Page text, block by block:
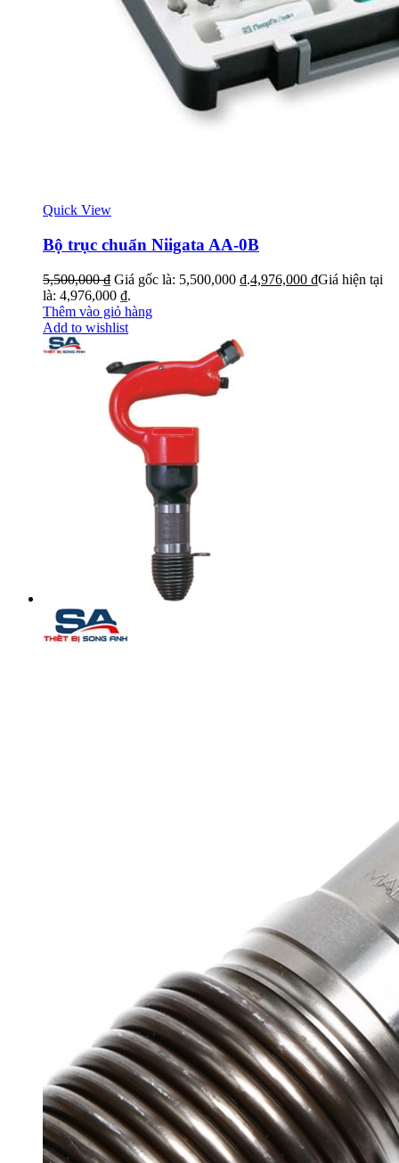
Quick View
Bộ trục chuẩn Niigata AA-0B
5,500,000₫ Giá gốc là: 5,500,000 ₫.4,976,000 ₫Giá hiện tại
là: 4,976,000 ₫.
Thêm vào giỏ hàng
Add to wishlist